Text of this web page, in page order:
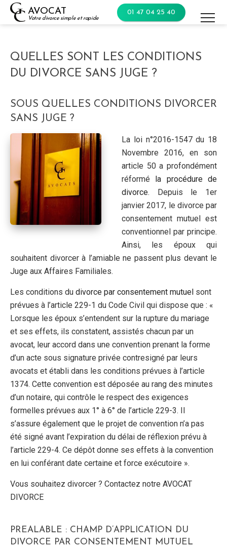
Skip
AVOCAT
Votre divorce simple et rapide
01 47 04 25 40
QUELLES SONT LES CONDITIONS
DU DIVORCE SANS JUGE ?
SOUS QUELLES CONDITIONS DIVORCER
SANS JUGE ?
La loi n°2016-1547 du 18
Novembre 2016, en son
article 50 a profondément
réformé la procédure de
divorce. Depuis le 1er
janvier 2017, le divorce par
consentement mutuel est
conventionnel par principe.
Ainsi, les époux qui
souhaitent divorcer à l’amiable ne passent plus devant le
Juge aux Affaires Familiales.
Les conditions du divorce par consentement mutuel sont
prévues à l’article 229-1 du Code Civil qui dispose que : «
Lorsque les époux s’entendent sur la rupture du mariage
et ses effets, ils constatent, assistés chacun par un
avocat, leur accord dans une convention prenant la forme
d’un acte sous signature privée contresigné par leurs
avocats et établi dans les conditions prévues à l’article
1374. Cette convention est déposée au rang des minutes
d’un notaire, qui contrôle le respect des exigences
formelles prévues aux 1° à 6° de l’article 229-3. Il
s’assure également que le projet de convention n’a pas
été signé avant l’expiration du délai de réflexion prévu à
l’article 229-4. Ce dépôt donne ses effets à la convention
en lui conférant date certaine et force exécutoire ».
Vous souhaitez divorcer ? Contactez notre AVOCAT
DIVORCE
PREALABLE : CHAMP D’APPLICATION DU
DIVORCE PAR CONSENTEMENT MUTUEL